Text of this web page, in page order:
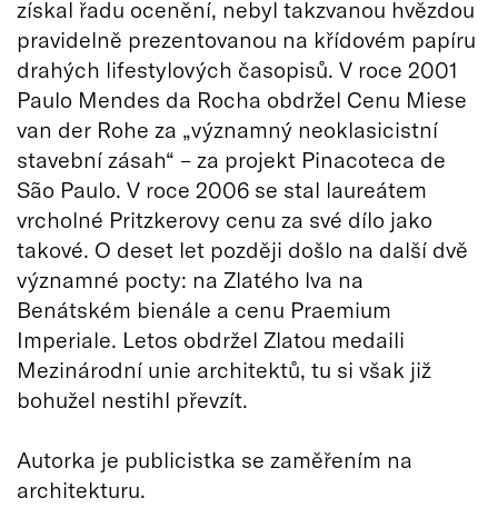
získal řadu ocenění, nebyl takzvanou hvězdou
pravidelně prezentovanou na křídovém papíru
drahých lifestylových časopisů. V roce 2001
Paulo Mendes da Rocha obdržel Cenu Miese
van der Rohe za „významný neoklasicistní
stavební zásah“ – za projekt Pinacoteca de
São Paulo. V roce 2006 se stal laureátem
vrcholné Pritzkerovy cenu za své dílo jako
takové. O deset let později došlo na další dvě
významné pocty: na Zlatého lva na
Benátském bienále a cenu Praemium
Imperiale. Letos obdržel Zlatou medaili
Mezinárodní unie architektů, tu si však již
bohužel nestihl převzít.
Autorka je publicistka se zaměřením na
architekturu.